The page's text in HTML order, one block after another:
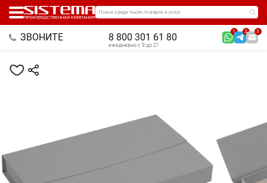
Поиск среди тысяч товаров и услуг
ЗВОНИТЕ 8 800 301 61 80
1 2 3
ежедневно с 9 до 21